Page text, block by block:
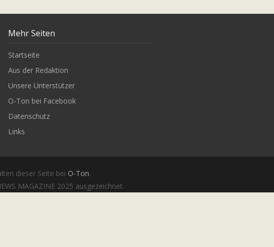
dieser Seite bei O-Ton.
MAGAZINE 2025 ausgezeichnet.
Mehr Seiten
Startseite
Aus der Redaktion
Unsere Unterstützer
O-Ton bei Facebook
Datenschutz
Links